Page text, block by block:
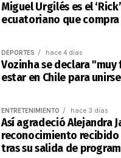
Miguel Urgilés es el ‘Rick’
ecuatoriano que
DEPORTES hace 4 días
Vozinha se declara
estar en Chile para
ENTRETENIMIENTO hace 3 días
Así agradeció Alejandra
reconocimiento recibido
tras su salida de